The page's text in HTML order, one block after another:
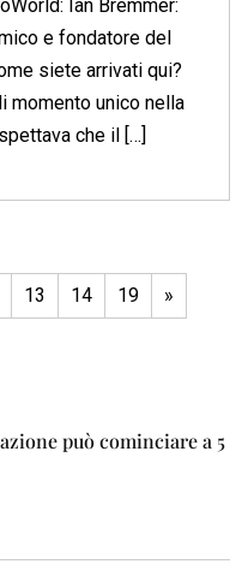
Ian Bremmer:
e fondatore del
siete arrivati qui?
momento unico nella
che il […]
13 14 19 »
può cominciare a 5